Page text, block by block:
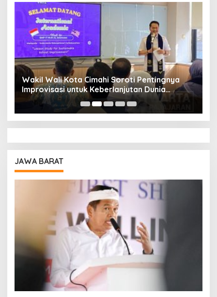
Wakil Wali Kota Cimahi Soroti Pentingnya
Improvisasi untuk Keberlanjutan Dunia
Pendidikan
JAWA BARAT